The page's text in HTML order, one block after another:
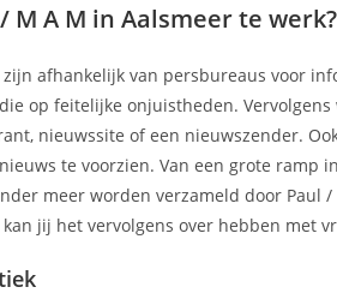
M A M in Aalsmeer te werk?
afhankelijk van persbureaus voor
op feitelijke onjuistheden.
nieuwssite of een nieuwszender.
te voorzien. Van een grote ramp
meer worden verzameld door Paul
jij het vervolgens over hebben met